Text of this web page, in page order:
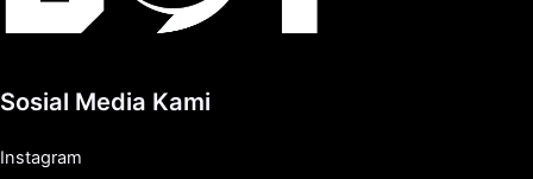
Sosial Media Kami
Instagram